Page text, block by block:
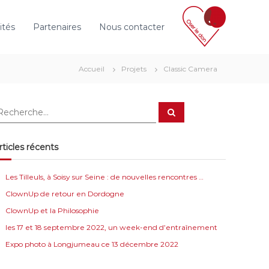
Partenaires Nous contacter
Accueil Projets Classic Camera
R
e
c
e
r
récents
Les Tilleuls, à Soisy sur Seine : de nouvelles rencontres …
ClownUp de retour en Dordogne
ClownUp et la Philosophie
les 17 et 18 septembre 2022, un week-end d’entraînement
Expo photo à Longjumeau ce 13 décembre 2022